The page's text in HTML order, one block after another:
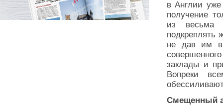
в Англии
получение
из весьма
подкреплять
не дав им
заклады и
Вопреки
Смещенный